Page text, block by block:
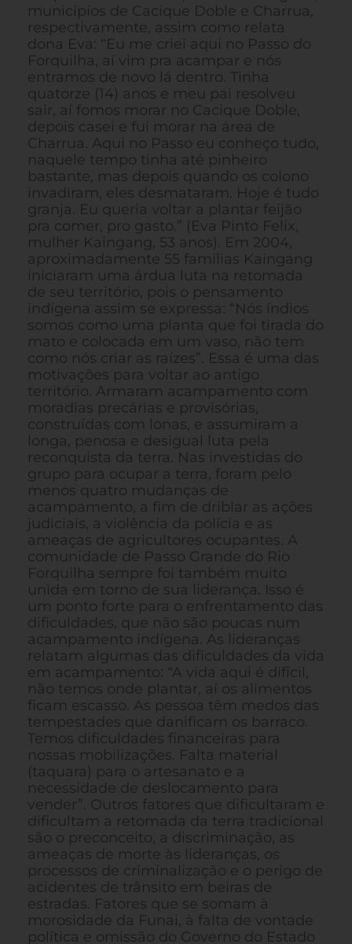
municípios de Cacique Doble e Charrua,
respectivamente, assim como relata
dona Eva: “Eu me criei aqui no Passo do
Forquilha, aí vim pra acampar e nós
entramos de novo lá dentro. Tinha
quatorze (14) anos e meu pai resolveu
sair, aí fomos morar no Cacique Doble,
depois casei e fui morar na área de
Charrua. Aqui no Passo eu conheço tudo,
naquele tempo tinha até pinheiro
bastante, mas depois quando os colono
invadiram, eles desmataram. Hoje é tudo
granja. Eu queria voltar a plantar feijão
pra comer, pro gasto.” (Eva Pinto Felix,
mulher Kaingang, 53 anos). Em 2004,
aproximadamente 55 famílias Kaingang
iniciaram uma árdua luta na retomada
de seu território, pois o pensamento
indígena assim se expressa: “Nós índios
somos como uma planta que foi tirada do
mato e colocada em um vaso, não tem
como nós criar as raízes”. Essa é uma das
motivações para voltar ao antigo
território. Armaram acampamento com
moradias precárias e provisórias,
construídas com lonas, e assumiram a
longa, penosa e desigual luta pela
reconquista da terra. Nas investidas do
grupo para ocupar a terra, foram pelo
menos quatro mudanças de
acampamento, a fim de driblar as ações
judiciais, a violência da polícia e as
ameaças de agricultores ocupantes. A
comunidade de Passo Grande do Rio
Forquilha sempre foi também muito
unida em torno de sua liderança. Isso é
um ponto forte para o enfrentamento das
dificuldades, que não são poucas num
acampamento indígena. As lideranças
relatam algumas das dificuldades da vida
em acampamento: “A vida aqui é difícil,
não temos onde plantar, aí os alimentos
ficam escasso. As pessoa têm medos das
tempestades que danificam os barraco.
Temos dificuldades financeiras para
nossas mobilizações. Falta material
(taquara) para o artesanato e a
necessidade de deslocamento para
vender”. Outros fatores que dificultaram e
dificultam a retomada da terra tradicional
são o preconceito, a discriminação, as
ameaças de morte às lideranças, os
processos de criminalização e o perigo de
acidentes de trânsito em beiras de
estradas. Fatores que se somam à
morosidade da Funai, à falta de vontade
política e omissão do Governo do Estado